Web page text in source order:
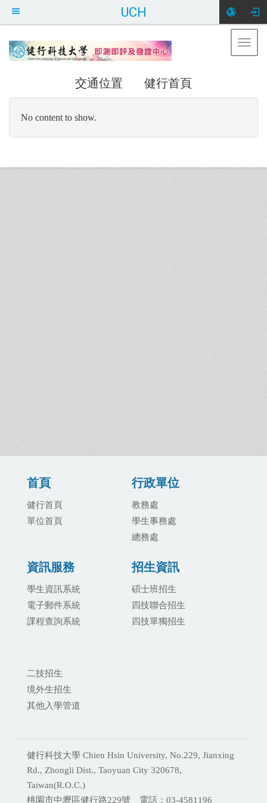
UCH
健行科技大學
交通位置 健行首頁
No content to show.
首頁
健行首頁
單位首頁
行政單位
教務處
學生事務處
總務處
資訊服務
學生資訊系統
電子郵件系統
課程查詢系統
招生資訊
碩士班招生
四技聯合招生
四技單獨招生
二技招生
境外生招生
其他入學管道
健行科技大學 Chien Hsin University, No.229, Jianxing
Rd., Zhongli Dist., Taoyuan City 320678,
Taiwan(R.O.C.)
桃園市中壢區健行路229號 電話：03-4581196